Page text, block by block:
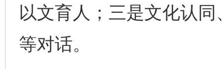
以文育人；三是文化认
等对话。